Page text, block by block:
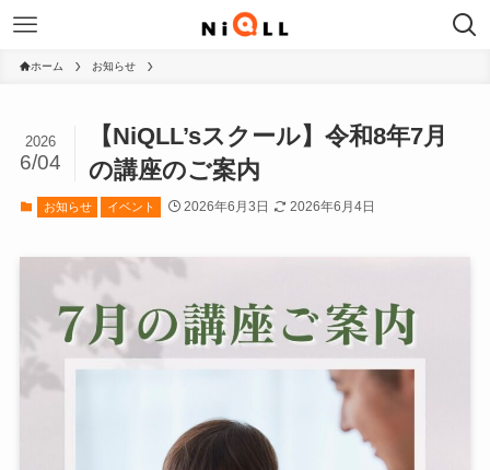
ホーム お知らせ
【NiQLL’sスクール】令和8年7月
の講座のご案内
2026
6/04
お知らせ イベント 2026年6月3日 2026年6月4日